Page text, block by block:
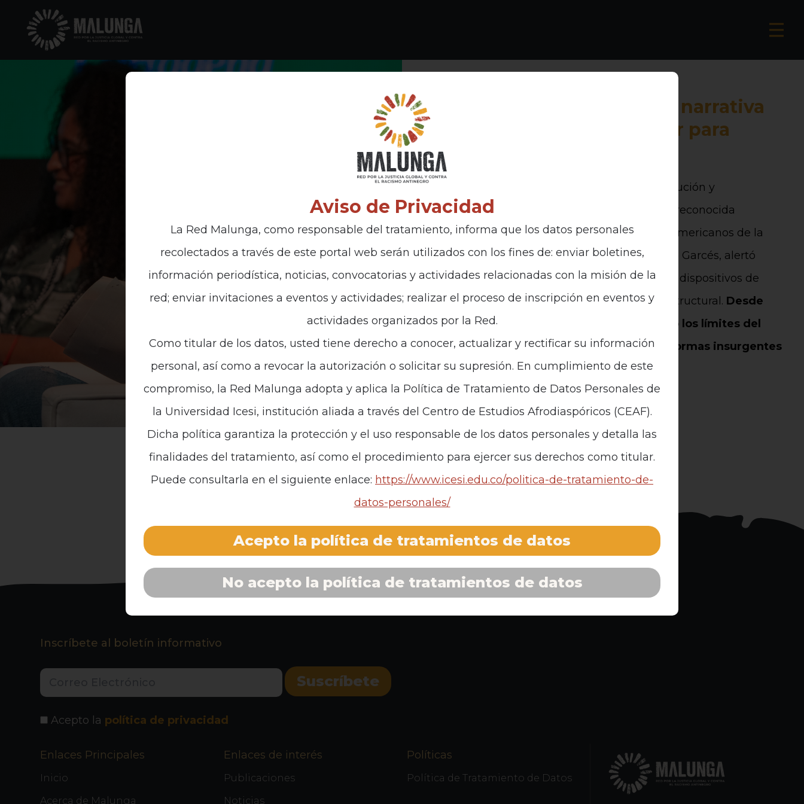
Rudy Amanda Hurtado: «La narrativa
racista busca deshumanizar para
justificar la violencia”
En el marco del coloquio “Fanon 100 años: revolución y
emancipación en el Tercer Mundo” en Chile, la reconocida
antropóloga y profesora de Estudios Afrolatinoamericanos de la
Universidad de Harvard, Rudy Amanda Hurtado Garcés, alertó
sobre cómo las narrativas racistas operan como dispositivos de
deshumanización que legitiman la violencia estructural. Desde
una mirada afrofeminista, Hurtado cuestionó los límites del
multiculturalismo institucional y reivindicó formas insurgentes
de ciudadanía afro.
Encuentra toda la noticia dando clic aquí.
Inscríbete al boletín informativo
Acepto la política de privacidad
Enlaces Principales
Inicio
Acerca de Malunga
Enlaces de interés
Publicaciones
Noticias
Políticas
Política de Tratamiento de Datos
Aviso de Privacidad
La Red Malunga, como responsable del tratamiento, informa que los datos personales
recolectados a través de este portal web serán utilizados con los fines de: enviar boletines,
información periodística, noticias, convocatorias y actividades relacionadas con la misión de la
red; enviar invitaciones a eventos y actividades; realizar el proceso de inscripción en eventos y
actividades organizados por la Red.
Como titular de los datos, usted tiene derecho a conocer, actualizar y rectificar su información
personal, así como a revocar la autorización o solicitar su supresión. En cumplimiento de este
compromiso, la Red Malunga adopta y aplica la Política de Tratamiento de Datos Personales de
la Universidad Icesi, institución aliada a través del Centro de Estudios Afrodiaspóricos (CEAF).
Dicha política garantiza la protección y el uso responsable de los datos personales y detalla las
finalidades del tratamiento, así como el procedimiento para ejercer sus derechos como titular.
Puede consultarla en el siguiente enlace: https://www.icesi.edu.co/politica-de-tratamiento-de-
datos-personales/
Acepto la política de tratamientos de datos
No acepto la política de tratamientos de datos